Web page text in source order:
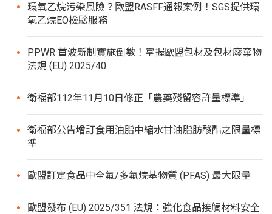
環氧乙烷污染風險？歐盟RASFF通報案例！SGS提供環
氧乙烷EO檢驗服務
PPWR 首波新制實施倒數！掌握歐盟包材及包材廢棄物
法規 (EU) 2025/40
衛福部112年11月10日修正「農藥殘留容許量標準」
衛福部公告增訂食用油脂中縮水甘油脂肪酸酯之限量標
準
歐盟訂定食品中全氟/多氟烷基物質 (PFAS) 最大限量
歐盟發布 (EU) 2025/351 法規：強化食品接觸材料安全